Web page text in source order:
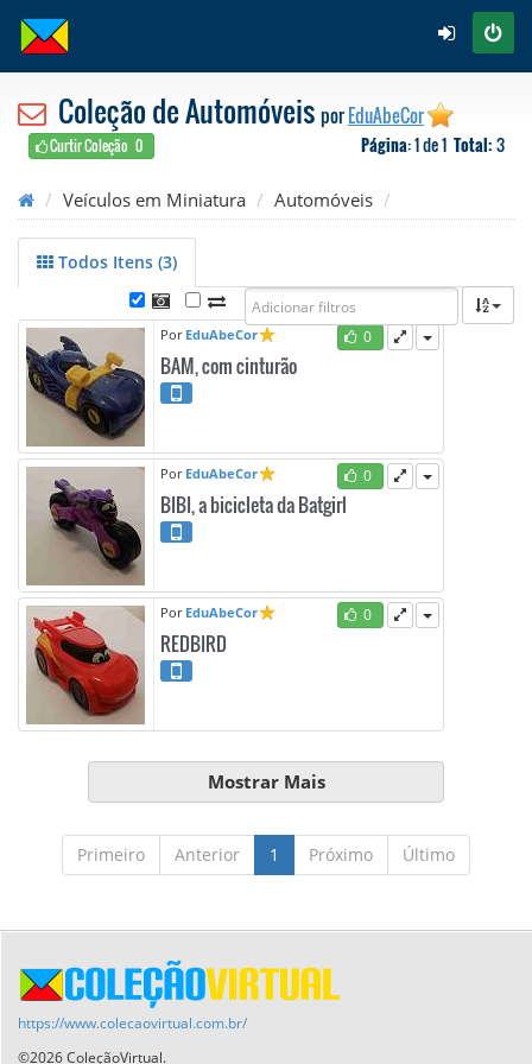
Coleção de Automóveis porEduAbeCor
Curtir Coleção 0 Página: 1 de 1 Total:3
Veículos em Miniatura Automóveis
Todos Itens (3)
0
Por EduAbeCor
BAM, com cinturão
0
Por EduAbeCor
BIBI, a bicicleta da Batgirl
0
Por EduAbeCor
REDBIRD
Mostrar Mais
Primeiro Anterior 1 Próximo Último
https://www.colecaovirtual.com.br/
©2026 ColeçãoVirtual.